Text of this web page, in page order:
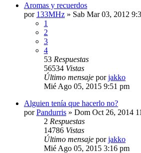
Aromas y recuerdos
por 133MHz » Sab Mar 03, 2012
1
2
3
4
53 Respuestas
56534 Vistas
Último mensaje porjakko
Mié Ago 05, 2015 9:51 pm
Alguien tenía que hacerlo no?
porPandurris » Dom Oct 26, 2014
2 Respuestas
14786 Vistas
Último mensaje porjakko
Mié Ago 05, 2015 3:16 pm